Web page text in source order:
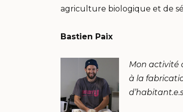
agriculture biologique et de
Bastien Paix
Mon activité
à la